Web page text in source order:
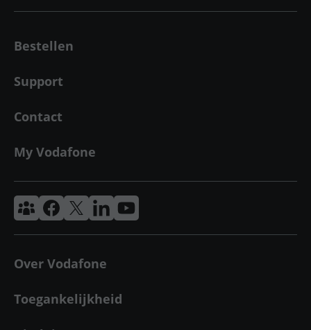
Bestellen
Support
Contact
My Vodafone
Vodafone & Ziggo Community
Vodafone Facebook
Vodafone XVodafoneZiggo LinkedIn
Vodafone YouTube
Over Vodafone
Toegankelijkheid